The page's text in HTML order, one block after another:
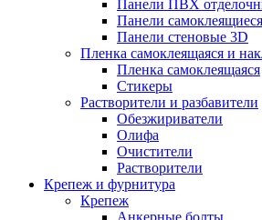
Панели ПВХ
Панели самоклеящиеся
Панели стеновые 3D
Пленка самоклеящаяся и
Пленка самоклеящаяся
Стикеры
Растворители и разбавители
Обезжириватели
Олифа
Очистители
Растворители
Крепеж и фурнитура
Крепеж
Анкерные болты